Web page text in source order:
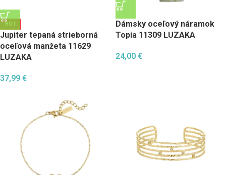
HOT
Jupiter tepaná strieborná
oceľová manžeta 11629
LUZAKA
37,99 €
Dámsky oceľový náramok
Topia 11309 LUZAKA
24,00 €